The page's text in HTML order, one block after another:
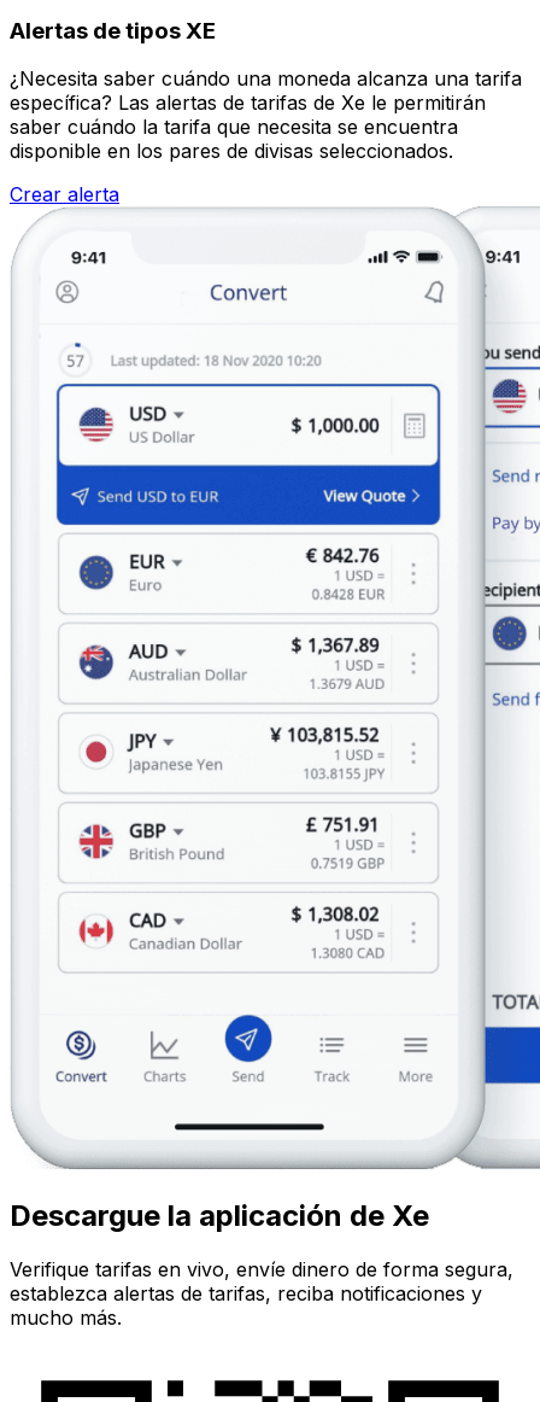
Alertas de tipos XE
¿Necesita saber cuándo una moneda alcanza una tarifa
específica? Las alertas de tarifas de Xe le permitirán
saber cuándo la tarifa que necesita se encuentra
disponible en los pares de divisas seleccionados.
Crear alerta
Descargue la aplicación de Xe
Verifique tarifas en vivo, envíe dinero de forma segura,
establezca alertas de tarifas, reciba notificaciones y
mucho más.